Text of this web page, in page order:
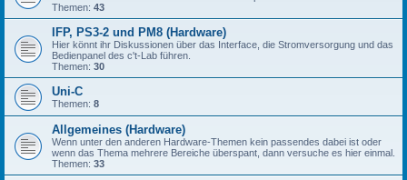
Themen: 43
IFP, PS3-2 und PM8 (Hardware)
Hier könnt ihr Diskussionen über das Interface, die Stromversorgung und das
Bedienpanel des c't-Lab führen.
Themen: 30
Uni-C
Themen: 8
Allgemeines (Hardware)
Wenn unter den anderen Hardware-Themen kein passendes dabei ist oder
wenn das Thema mehrere Bereiche überspant, dann versuche es hier einmal.
Themen: 33